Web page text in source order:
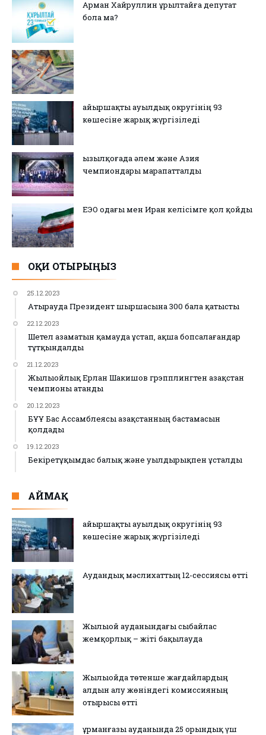
Арман Хайруллин Құрылтайға депутат
бола ма?
Қайыршақты ауылдық округінің 93
көшесіне жарық жүргізіледі
Қызылқоғада әлем және Азия
чемпиондары марапатталды
ЕЭО одағы мен Иран келісімге қол қойды
ОҚИ ОТЫРЫҢЫЗ
25.12.2023
Атырауда Президент шыршасына 300 бала қатысты
22.12.2023
Шетел азаматын қамауда ұстап, ақша бопсалағандар
тұтқындалды
21.12.2023
Жылыойлық Ерлан Шакишов грэпплингтен Қазақстан
чемпионы атанды
20.12.2023
БҰҰ Бас Ассамблеясы Қазақстанның бастамасын
қолдады
19.12.2023
Бекіретұқымдас балық және уылдырықпен ұсталды
АЙМАҚ
Қайыршақты ауылдық округінің 93
көшесіне жарық жүргізіледі
Аудандық мәслихаттың 12-сессиясы өтті
Жылыой ауданындағы сыбайлас
жемқорлық – жіті бақылауда
Жылыойда төтенше жағдайлардың
алдын алу жөніндегі комиссияның
отырысы өтті
Құрманғазы ауданында 25 орындық үш